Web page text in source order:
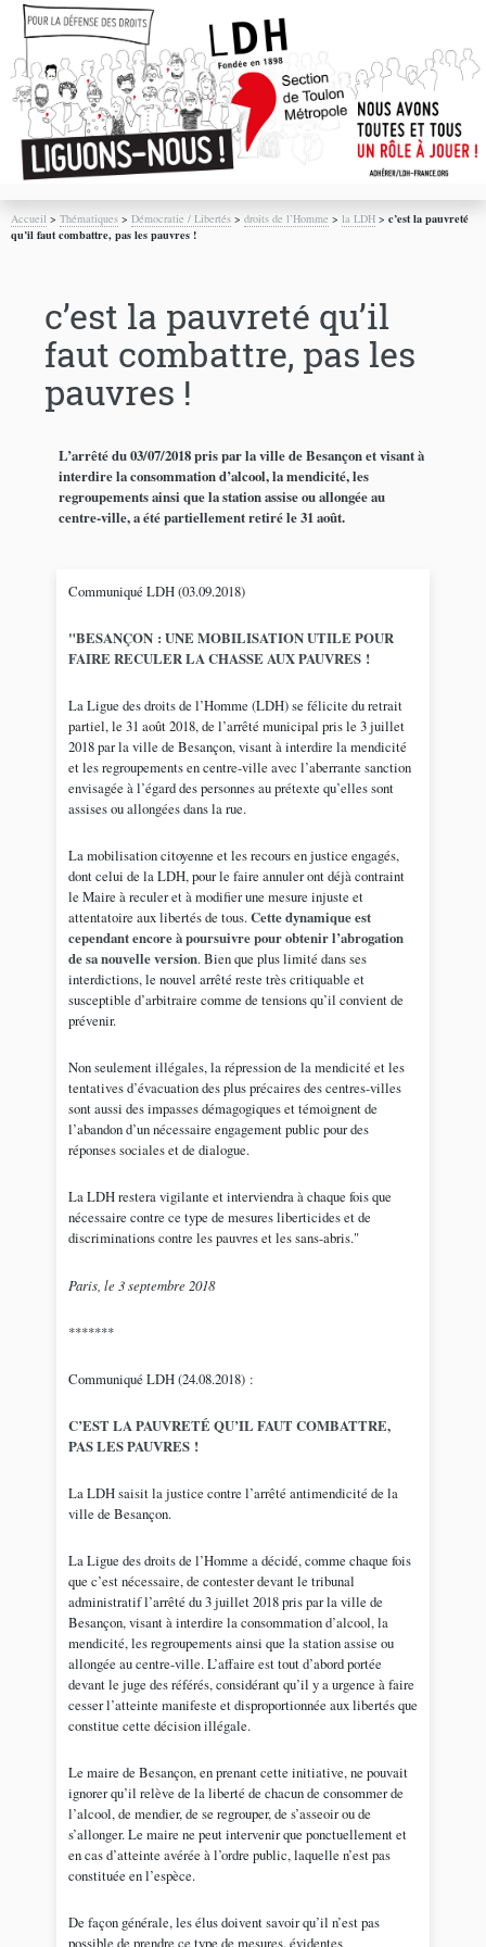
Accueil >Thématiques >Démocratie / Libertés >droits de l’Homme >la LDH >c’est la pauvreté
qu’il faut combattre, pas les pauvres !
c’est la pauvreté qu’il
faut combattre, pas les
pauvres !
L’arrêté du 03/07/2018 pris par la ville de Besançon et visant à
interdire la consommation d’alcool, la mendicité, les
regroupements ainsi que la station assise ou allongée au
centre-ville, a été partiellement retiré le 31 août.
Communiqué LDH (03.09.2018)
"BESANÇON : UNE MOBILISATION UTILE POUR
FAIRE RECULER LA CHASSE AUX PAUVRES !
La Ligue des droits de l’Homme (LDH) se félicite du retrait
partiel, le 31 août 2018, de l’arrêté municipal pris le 3 juillet
2018 par la ville de Besançon, visant à interdire la mendicité
et les regroupements en centre-ville avec l’aberrante sanction
envisagée à l’égard des personnes au prétexte qu’elles sont
assises ou allongées dans la rue.
La mobilisation citoyenne et les recours en justice engagés,
dont celui de la LDH, pour le faire annuler ont déjà contraint
le Maire à reculer et à modifier une mesure injuste et
attentatoire aux libertés de tous.Cette dynamique est
cependant encore à poursuivre pour obtenir l’abrogation
de sa nouvelle version. Bien que plus limité dans ses
interdictions, le nouvel arrêté reste très critiquable et
susceptible d’arbitraire comme de tensions qu’il convient de
prévenir.
Non seulement illégales, la répression de la mendicité et les
tentatives d’évacuation des plus précaires des centres-villes
sont aussi des impasses démagogiques et témoignent de
l’abandon d’un nécessaire engagement public pour des
réponses sociales et de dialogue.
La LDH restera vigilante et interviendra à chaque fois que
nécessaire contre ce type de mesures liberticides et de
discriminations contre les pauvres et les sans-abris."
Paris, le 3 septembre 2018
*******
Communiqué LDH (24.08.2018) :
C’EST LA PAUVRETÉ QU’IL FAUT COMBATTRE,
PAS LES PAUVRES !
La LDH saisit la justice contre l’arrêté antimendicité de la
ville de Besançon.
La Ligue des droits de l’Homme a décidé, comme chaque fois
que c’est nécessaire, de contester devant le tribunal
administratif l’arrêté du 3 juillet 2018 pris par la ville de
Besançon, visant à interdire la consommation d’alcool, la
mendicité, les regroupements ainsi que la station assise ou
allongée au centre-ville. L’affaire est tout d’abord portée
devant le juge des référés, considérant qu’il y a urgence à faire
cesser l’atteinte manifeste et disproportionnée aux libertés que
constitue cette décision illégale.
Le maire de Besançon, en prenant cette initiative, ne pouvait
ignorer qu’il relève de la liberté de chacun de consommer de
l’alcool, de mendier, de se regrouper, de s’asseoir ou de
s’allonger. Le maire ne peut intervenir que ponctuellement et
en cas d’atteinte avérée à l’ordre public, laquelle n’est pas
constituée en l’espèce.
De façon générale, les élus doivent savoir qu’il n’est pas